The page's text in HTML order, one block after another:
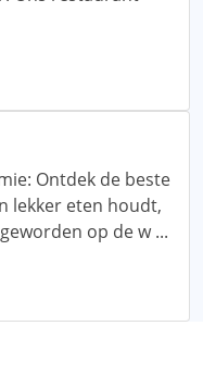
Ontdek de beste
lekker eten houdt,
op de w ...